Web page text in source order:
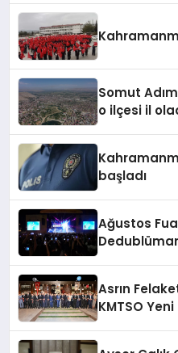
Somut
o ilçesi il
başladı
Ağustos
Asrın
KMTSO